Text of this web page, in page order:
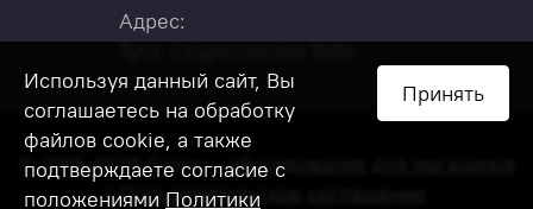
Адрес:
Тула, Скуратовская 108а
© 2015-2026 Базис –оборудование для магазинов
|Пользовательское соглашение
Используя данный сайт, Вы
соглашаетесь на обработку
файлов cookie, а также
подтверждаете согласие с
положениями Политики
Принять